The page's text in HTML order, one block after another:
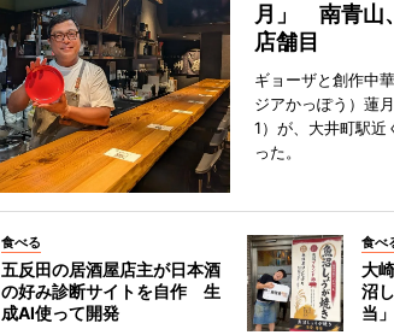
月」 南青山
店舗目
ギョーザと創作中
ジアかっぽう）蓮
1）が、大井町駅近
った。
食べる
五反田の居酒屋店主が日本酒
の好み診断サイトを自作 生
成AI使って開発
食べ
大
沼
当